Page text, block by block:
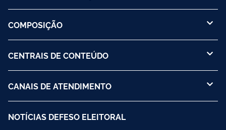
COMPOSIÇÃO
CENTRAIS DE CONTEÚDO
CANAIS DE ATENDIMENTO
NOTÍCIAS DEFESO ELEITORAL